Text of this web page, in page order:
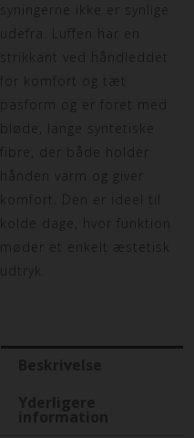
syningerne ikke er synlige
udefra. Luffen har en
strikkant ved håndleddet
for komfort og tæt
pasform og er foret med
bløde, lange syntetiske
fibre, der både holder
hånden varm og giver
komfort. Den er ideel til
kolde dage, hvor funktion
møder et enkelt æstetisk
udtryk.